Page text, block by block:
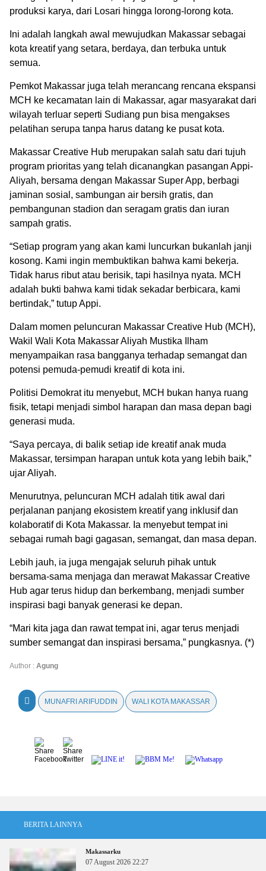
produksi karya, dari Losari hingga lorong-lorong kota.
Ini adalah langkah awal mewujudkan Makassar sebagai
kota kreatif yang setara, berdaya, dan terbuka untuk
semua.
Pemkot Makassar juga telah merancang rencana ekspansi
MCH ke kecamatan lain di Makassar, agar masyarakat dari
wilayah terluar seperti Sudiang pun bisa mengakses
pelatihan serupa tanpa harus datang ke pusat kota.
Makassar Creative Hub merupakan salah satu dari tujuh
program prioritas yang telah dicanangkan pasangan Appi-
Aliyah, bersama dengan Makassar Super App, berbagi
jaminan sosial, sambungan air bersih gratis, dan
pembangunan stadion dan seragam gratis dan iuran
sampah gratis.
“Setiap program yang akan kami luncurkan bukanlah janji
kosong. Kami ingin membuktikan bahwa kami bekerja.
Tidak harus ribut atau berisik, tapi hasilnya nyata. MCH
adalah bukti bahwa kami tidak sekadar berbicara, kami
bertindak,” tutup Appi.
Dalam momen peluncuran Makassar Creative Hub (MCH),
Wakil Wali Kota Makassar Aliyah Mustika Ilham
menyampaikan rasa bangganya terhadap semangat dan
potensi pemuda-pemudi kreatif di kota ini.
Politisi Demokrat itu menyebut, MCH bukan hanya ruang
fisik, tetapi menjadi simbol harapan dan masa depan bagi
generasi muda.
“Saya percaya, di balik setiap ide kreatif anak muda
Makassar, tersimpan harapan untuk kota yang lebih baik,”
ujar Aliyah.
Menurutnya, peluncuran MCH adalah titik awal dari
perjalanan panjang ekosistem kreatif yang inklusif dan
kolaboratif di Kota Makassar. Ia menyebut tempat ini
sebagai rumah bagi gagasan, semangat, dan masa depan.
Lebih jauh, ia juga mengajak seluruh pihak untuk
bersama-sama menjaga dan merawat Makassar Creative
Hub agar terus hidup dan berkembang, menjadi sumber
inspirasi bagi banyak generasi ke depan.
“Mari kita jaga dan rawat tempat ini, agar terus menjadi
sumber semangat dan inspirasi bersama,” pungkasnya. (*)
Author : Agung
MUNAFRI ARIFUDDIN WALI KOTA MAKASSAR
BERITA LAINNYA
Makassarku
07 August 2026 22:27